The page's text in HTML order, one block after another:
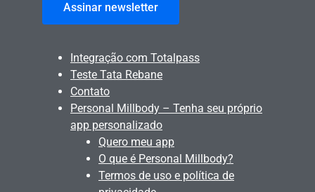
Assinar newsletter
Integração com Totalpass
Teste Tata Rebane
Contato
Personal Millbody – Tenha seu próprio
app personalizado
Quero meu app
O que é Personal Millbody?
Termos de uso e política de